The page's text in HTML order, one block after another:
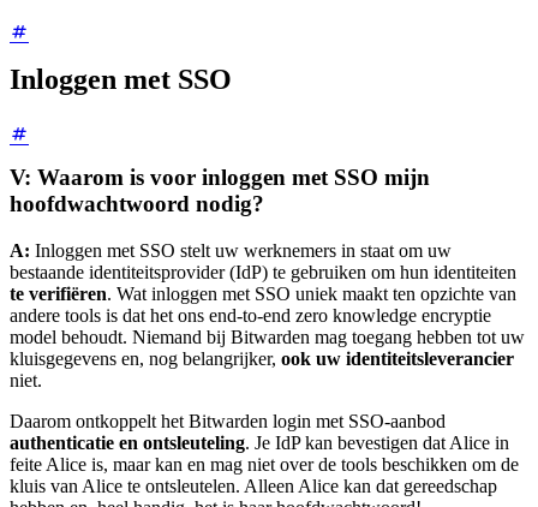
Inloggen met SSO
V: Waarom is voor inloggen met SSO mijn
hoofdwachtwoord nodig?
A: Inloggen met SSO stelt uw werknemers in staat om uw
bestaande identiteitsprovider (IdP) te gebruiken om hun identiteiten
te verifiëren. Wat inloggen met SSO uniek maakt ten opzichte van
andere tools is dat het ons end-to-end zero knowledge encryptie
model behoudt. Niemand bij Bitwarden mag toegang hebben tot uw
kluisgegevens en, nog belangrijker, ook uw identiteitsleverancier
niet.
Daarom ontkoppelt het Bitwarden login met SSO-aanbod
authenticatie en ontsleuteling. Je IdP kan bevestigen dat Alice in
feite Alice is, maar kan en mag niet over de tools beschikken om de
kluis van Alice te ontsleutelen. Alleen Alice kan dat gereedschap